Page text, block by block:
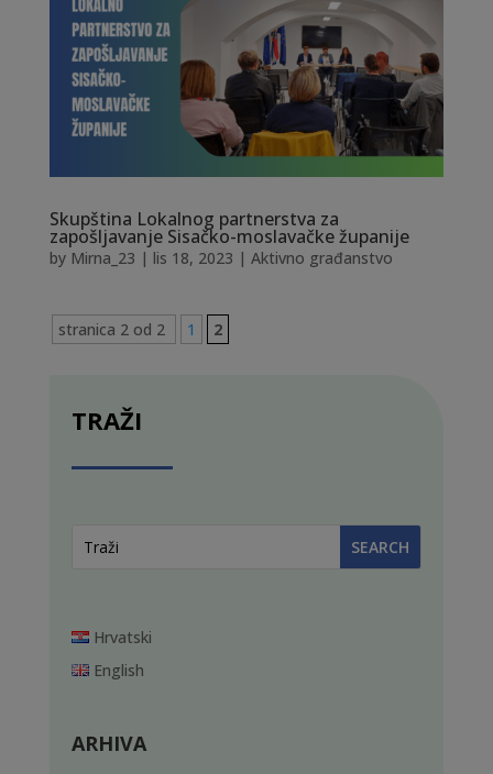
Skupština Lokalnog partnerstva za
zapošljavanje Sisačko-moslavačke županije
by Mirna_23 | lis 18, 2023 | Aktivno građanstvo
stranica 2 od 2 1 2
TRAŽI
Hrvatski
English
ARHIVA